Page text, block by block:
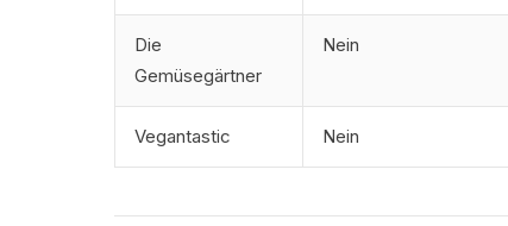
Die
Gemüsegärtner
Nein
Vegantastic Nein